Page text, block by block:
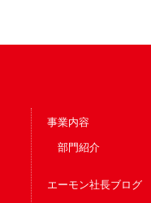
事業内容
部門紹介
エーモン社長ブログ